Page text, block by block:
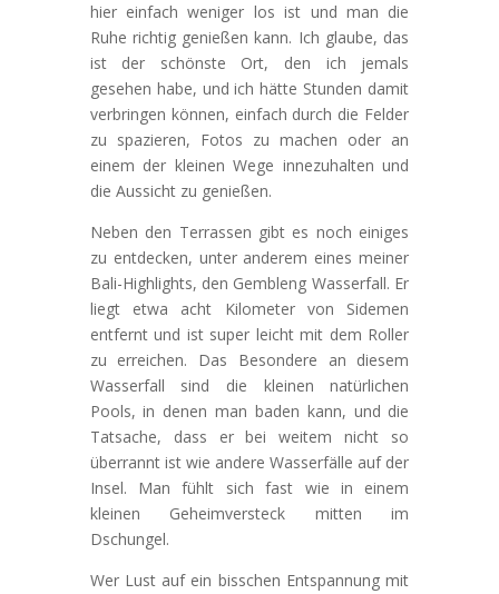
hier einfach weniger los ist und man die
Ruhe richtig genießen kann. Ich glaube, das
ist der schönste Ort, den ich jemals
gesehen habe, und ich hätte Stunden damit
verbringen können, einfach durch die Felder
zu spazieren, Fotos zu machen oder an
einem der kleinen Wege innezuhalten und
die Aussicht zu genießen.
Neben den Terrassen gibt es noch einiges
zu entdecken, unter anderem eines meiner
Bali-Highlights, den Gembleng Wasserfall. Er
liegt etwa acht Kilometer von Sidemen
entfernt und ist super leicht mit dem Roller
zu erreichen. Das Besondere an diesem
Wasserfall sind die kleinen natürlichen
Pools, in denen man baden kann, und die
Tatsache, dass er bei weitem nicht so
überrannt ist wie andere Wasserfälle auf der
Insel. Man fühlt sich fast wie in einem
kleinen Geheimversteck mitten im
Dschungel.
Wer Lust auf ein bisschen Entspannung mit